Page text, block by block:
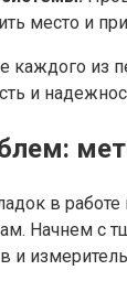
место и
каждого из
и
в
Начнем с
и